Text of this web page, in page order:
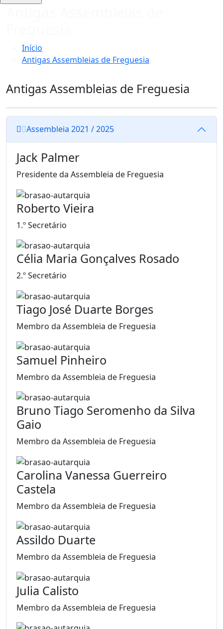
Início
Antigas Assembleias de Freguesia
Antigas Assembleias de Freguesia
Assembleia 2021 / 2025
Jack Palmer
Presidente da Assembleia de Freguesia
Roberto Vieira
1.º Secretário
Célia Maria Gonçalves Rosado
2.º Secretário
Tiago José Duarte Borges
Membro da Assembleia de Freguesia
Samuel Pinheiro
Membro da Assembleia de Freguesia
Bruno Tiago Seromenho da Silva
Gaio
Membro da Assembleia de Freguesia
Carolina Vanessa Guerreiro
Castela
Membro da Assembleia de Freguesia
Assildo Duarte
Membro da Assembleia de Freguesia
Julia Calisto
Membro da Assembleia de Freguesia